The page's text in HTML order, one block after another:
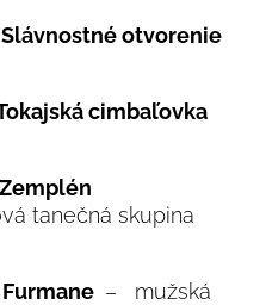
Slávnostné otvorenie
cimbaľovka
/SK/
Zemplén
tanečná skupina
Furmane – mužská